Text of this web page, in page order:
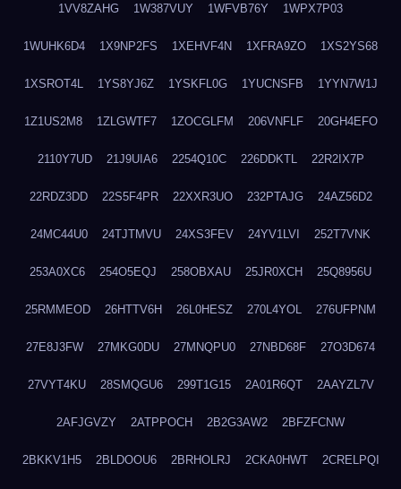
1VV8ZAHG 1W387VUY 1WFVB76Y 1WPX7P03
1WUHK6D4 1X9NP2FS 1XEHVF4N 1XFRA9ZO 1XS2YS68
1XSROT4L 1YS8YJ6Z 1YSKFL0G 1YUCNSFB 1YYN7W1J
1Z1US2M8 1ZLGWTF7 1ZOCGLFM 206VNFLF 20GH4EFO
2110Y7UD 21J9UIA6 2254Q10C 226DDKTL 22R2IX7P
22RDZ3DD 22S5F4PR 22XXR3UO 232PTAJG 24AZ56D2
24MC44U0 24TJTMVU 24XS3FEV 24YV1LVI 252T7VNK
253A0XC6 254O5EQJ 258OBXAU 25JR0XCH 25Q8956U
25RMMEOD 26HTTV6H 26L0HESZ 270L4YOL 276UFPNM
27E8J3FW 27MKG0DU 27MNQPU0 27NBD68F 27O3D674
27VYT4KU 28SMQGU6 299T1G15 2A01R6QT 2AAYZL7V
2AFJGVZY 2ATPPOCH 2B2G3AW2 2BFZFCNW
2BKKV1H5 2BLDOOU6 2BRHOLRJ 2CKA0HWT 2CRELPQI